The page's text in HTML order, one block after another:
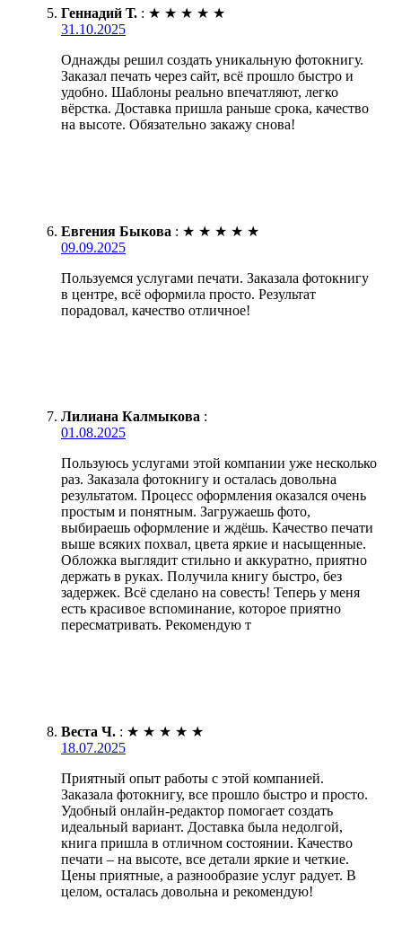
Геннадий Т. : ★ ★ ★ ★ ★
31.10.2025
Однажды решил создать уникальную фотокнигу.
Заказал печать через сайт, всё прошло быстро и
удобно. Шаблоны реально впечатляют, легко
вёрстка. Доставка пришла раньше срока, качество
на высоте. Обязательно закажу снова!
Евгения Быкова : ★ ★ ★ ★ ★
09.09.2025
Пользуемся услугами печати. Заказала фотокнигу
в центре, всё оформила просто. Результат
порадовал, качество отличное!
Лилиана Калмыкова :
01.08.2025
Пользуюсь услугами этой компании уже несколько
раз. Заказала фотокнигу и осталась довольна
результатом. Процесс оформления оказался очень
простым и понятным. Загружаешь фото,
выбираешь оформление и ждёшь. Качество печати
выше всяких похвал, цвета яркие и насыщенные.
Обложка выглядит стильно и аккуратно, приятно
держать в руках. Получила книгу быстро, без
задержек. Всё сделано на совесть! Теперь у меня
есть красивое вспоминание, которое приятно
пересматривать. Рекомендую т
Веста Ч. : ★ ★ ★ ★ ★
18.07.2025
Приятный опыт работы с этой компанией.
Заказала фотокнигу, все прошло быстро и просто.
Удобный онлайн-редактор помогает создать
идеальный вариант. Доставка была недолгой,
книга пришла в отличном состоянии. Качество
печати – на высоте, все детали яркие и четкие.
Цены приятные, а разнообразие услуг радует. В
целом, осталась довольна и рекомендую!